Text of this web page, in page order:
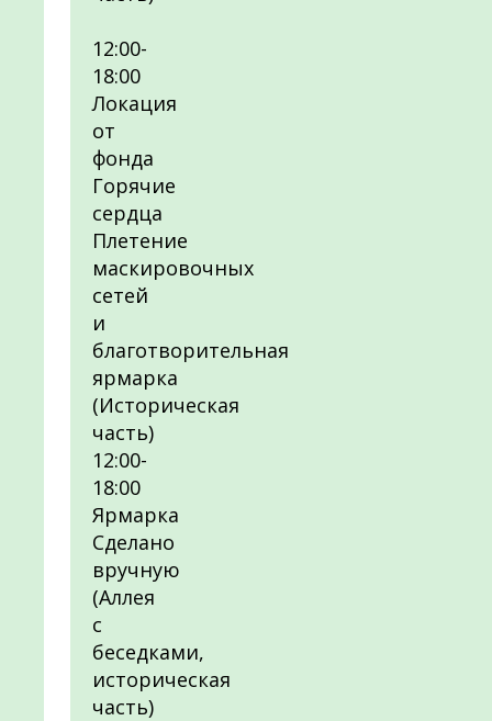
12:00-
18:00
Локация
от
фонда
Горячие
сердца
Плетение
маскировочных
сетей
и
благотворительная
ярмарка
(Историческая
часть)
12:00-
18:00
Ярмарка
Сделано
вручную
(Аллея
с
беседками,
историческая
часть)